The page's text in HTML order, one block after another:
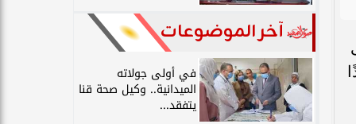
18 منفذًا
آخر الموضوعات
في أولى جولاته
الميدانية.. وكيل صحة قنا
يتفقد...